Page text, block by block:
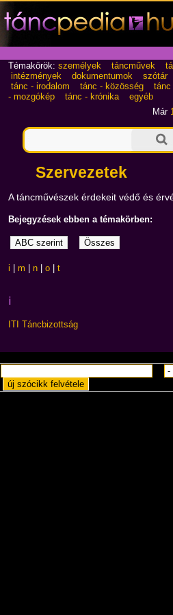
Témakörök: személyek táncművek
intézmények
dokumentumok szótár
tánc - irodalom
tánc - közösség tánc
- mozgókép
tánc - krónika
egyéb
Már
Szervezetek
A táncművészek érdekeit védő és
Bejegyzések ebben a témakörben:
i m n |o |t
i
ITI Táncbizottság